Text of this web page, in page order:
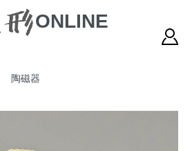
ONLINE
陶磁器